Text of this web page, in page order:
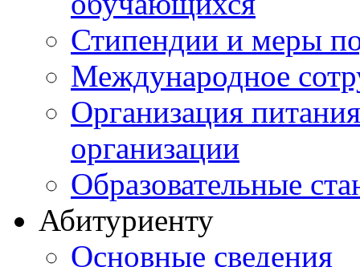
Стипендии и меры
Международное
Организация
организации
Образовательные
Абитуриенту
Основные сведения